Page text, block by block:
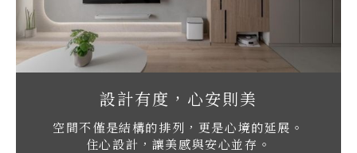
設計有度，心安則美
空間不僅是結構的排列，更是心境的延展。
住心設計，讓美感與安心並存。